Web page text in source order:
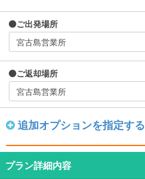
ご出発場所
ご返却場所
追加オプションを指定する
プラン詳細内容